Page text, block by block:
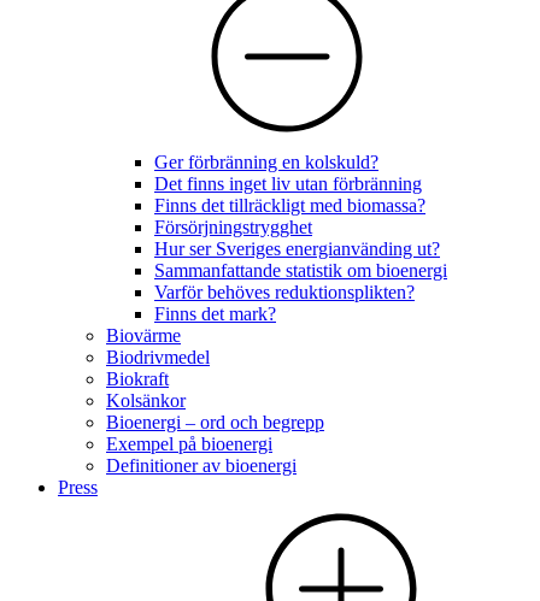
Ger förbränning en kolskuld?
Det finns inget liv utan förbränning
Finns det tillräckligt med biomassa?
Försörjningstrygghet
Hur ser Sveriges energianvänding ut?
Sammanfattande statistik om bioenergi
Varför behöves reduktionsplikten?
Finns det mark?
Biovärme
Biodrivmedel
Biokraft
Kolsänkor
Bioenergi – ord och begrepp
Exempel på bioenergi
Definitioner av bioenergi
Press